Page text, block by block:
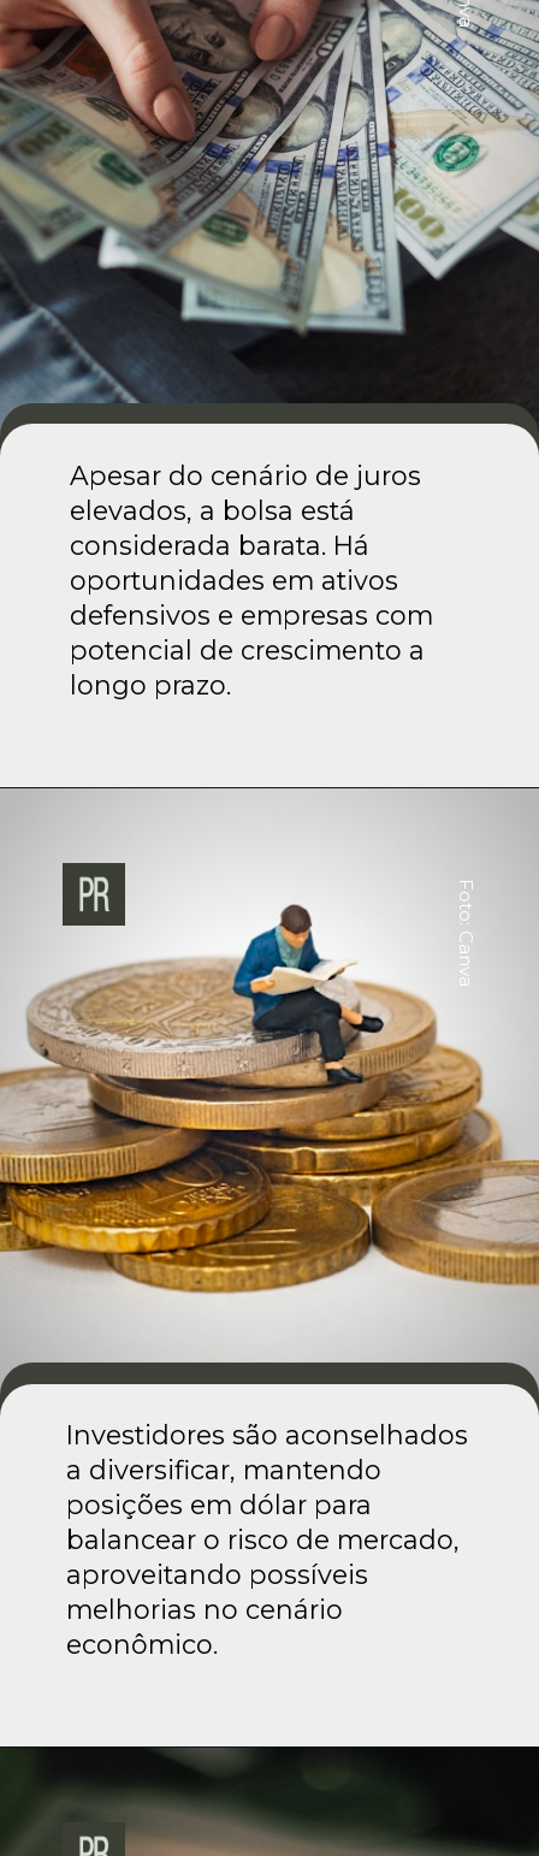
Apesar do cenário de juros
elevados, a bolsa está
considerada barata. Há
oportunidades em ativos
defensivos e empresas com
potencial de crescimento a
longo prazo.
Foto: Canva
Investidores são aconselhados
a diversificar, mantendo
posições em dólar para
balancear o risco de mercado,
aproveitando possíveis
melhorias no cenário
econômico.